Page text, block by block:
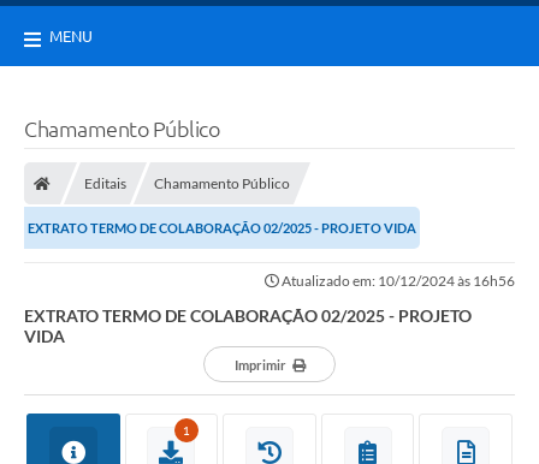
MENU
Chamamento Público
Editais Chamamento Público
EXTRATO TERMO DE COLABORAÇÃO 02/2025 - PROJETO VIDA
Atualizado em: 10/12/2024 às 16h56
EXTRATO TERMO DE COLABORAÇÃO 02/2025 - PROJETO
VIDA
Imprimir
1